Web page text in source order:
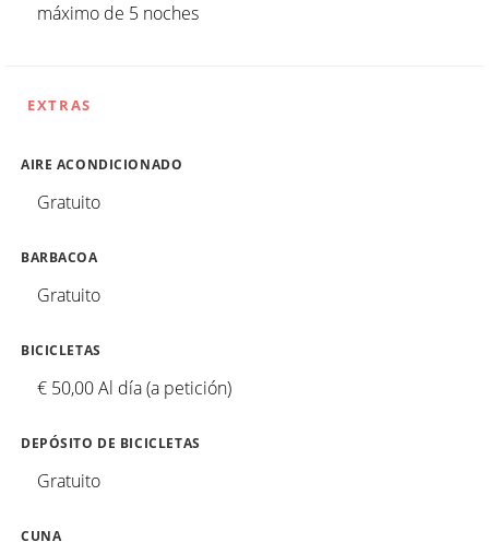
máximo de 5 noches
EXTRAS
AIRE ACONDICIONADO
Gratuito
BARBACOA
Gratuito
BICICLETAS
€ 50,00 Al día (a petición)
DEPÓSITO DE BICICLETAS
Gratuito
CUNA